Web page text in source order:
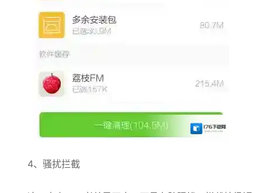
4、骚扰拦截